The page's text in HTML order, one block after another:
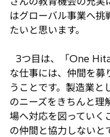
はグローバル事業へ挑
たいと思います。
3つ目は、「One
な仕事には、仲間を募
うことです。製造業と
のニーズをきちんと理
場へ対応を図っていく
の仲間と協力しないと